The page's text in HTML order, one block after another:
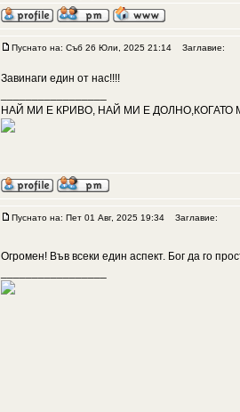
Пуснато на: Съб 26 Юли, 2025 21:14 Заглавие:
Завинаги един от нас!!!!
НАЙ МИ Е КРИВО, НАЙ МИ Е ДОЛНО,КОГАТО
Пуснато на: Пет 01 Авг, 2025 19:34 Заглавие:
Огромен! Във всеки един аспект. Бог да го